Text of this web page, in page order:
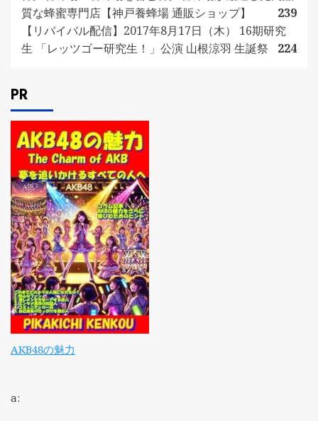
質な蜂蜜専門店【神戸養蜂場 通販ショップ】
239
【リバイバル配信】2017年8月17日（木） 16期研究
生 「レッツゴー研究生！」公演 山根涼羽 生誕祭
224
PR
AKB48の魅力
a: